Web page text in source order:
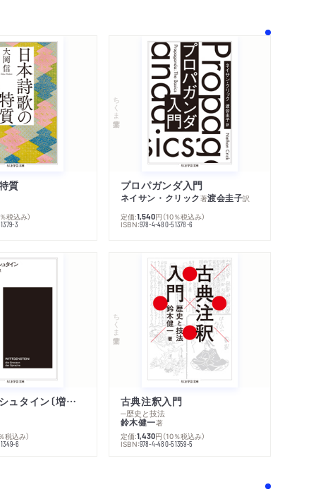
質
税込み）
3
ちくま学芸文庫
プロパガンダ入門
ネイサン・クリック著渡会圭子訳
定価:1,540円 （10％税込み）
ISBN:978-4-480-51378-6
ウィトゲンシュタイン〔増補新版〕
税込み）
6
ちくま学芸文庫
古典注釈入門
─歴史と技法
鈴木健一著
定価:1,430円 （10％税込み）
ISBN:978-4-480-51359-5